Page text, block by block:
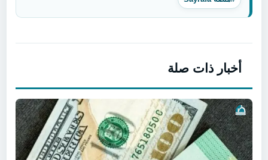
أخبار ذات صلة